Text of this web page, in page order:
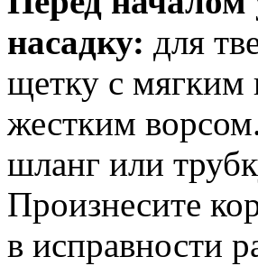
насадку: для
щетку с мягким
жестким
шланг или
Произнесите
в исправности